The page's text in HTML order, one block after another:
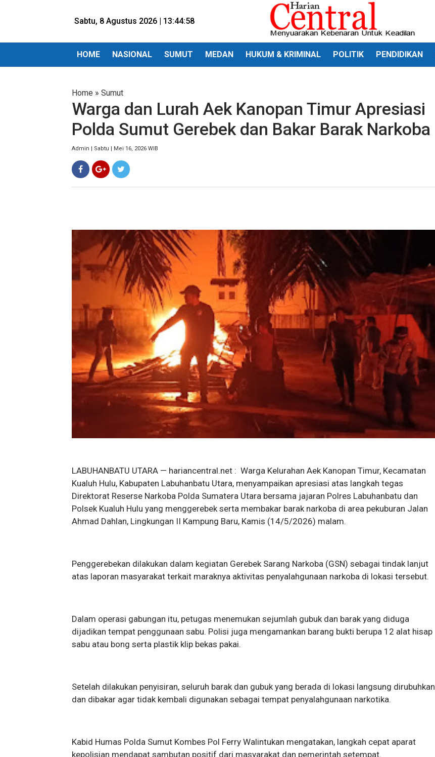
Sabtu, 8 Agustus 2026 | 13:45:00
HOME NASIONAL SUMUT MEDAN HUKUM & KRIMINAL POLITIK PENDIDIKAN
Home » Sumut
Warga dan Lurah Aek Kanopan Timur Apresiasi
Polda Sumut Gerebek dan Bakar Barak Narkoba
Admin | Sabtu | Mei 16, 2026 WIB
LABUHANBATU UTARA — hariancentral.net : Warga Kelurahan Aek Kanopan Timur, Kecamatan
Kualuh Hulu, Kabupaten Labuhanbatu Utara, menyampaikan apresiasi atas langkah tegas
Direktorat Reserse Narkoba Polda Sumatera Utara bersama jajaran Polres Labuhanbatu dan
Polsek Kualuh Hulu yang menggerebek serta membakar barak narkoba di area pekuburan Jalan
Ahmad Dahlan, Lingkungan II Kampung Baru, Kamis (14/5/2026) malam.
Penggerebekan dilakukan dalam kegiatan Gerebek Sarang Narkoba (GSN) sebagai tindak lanjut
atas laporan masyarakat terkait maraknya aktivitas penyalahgunaan narkoba di lokasi tersebut.
Dalam operasi gabungan itu, petugas menemukan sejumlah gubuk dan barak yang diduga
dijadikan tempat penggunaan sabu. Polisi juga mengamankan barang bukti berupa 12 alat hisap
sabu atau bong serta plastik klip bekas pakai.
Setelah dilakukan penyisiran, seluruh barak dan gubuk yang berada di lokasi langsung dirubuhkan
dan dibakar agar tidak kembali digunakan sebagai tempat penyalahgunaan narkotika.
Kabid Humas Polda Sumut Kombes Pol Ferry Walintukan mengatakan, langkah cepat aparat
kepolisian mendapat sambutan positif dari masyarakat dan pemerintah setempat.